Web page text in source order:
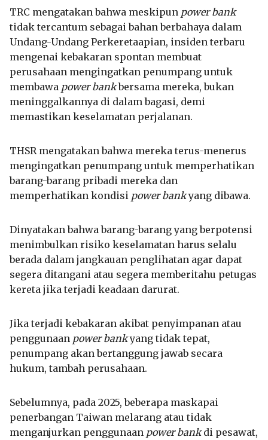
TRC mengatakan bahwa meskipun power bank
tidak tercantum sebagai bahan berbahaya dalam
Undang-Undang Perkeretaapian, insiden terbaru
mengenai kebakaran spontan membuat
perusahaan mengingatkan penumpang untuk
membawa power bankbersama mereka, bukan
meninggalkannya di dalam bagasi, demi
memastikan keselamatan perjalanan.
THSR mengatakan bahwa mereka terus-menerus
mengingatkan penumpang untuk memperhatikan
barang-barang pribadi mereka dan
memperhatikan kondisi power bankyang dibawa.
Dinyatakan bahwa barang-barang yang berpotensi
menimbulkan risiko keselamatan harus selalu
berada dalam jangkauan penglihatan agar dapat
segera ditangani atau segera memberitahu petugas
kereta jika terjadi keadaan darurat.
Jika terjadi kebakaran akibat penyimpanan atau
penggunaan power bankyang tidak tepat,
penumpang akan bertanggung jawab secara
hukum, tambah perusahaan.
Sebelumnya, pada 2025, beberapa maskapai
penerbangan Taiwan melarang atau tidak
menganjurkan penggunaan power bankdi pesawat,